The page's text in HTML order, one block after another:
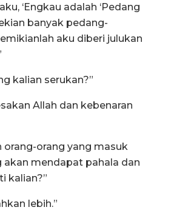
‘Engkau adalah ‘Pedang
banyak pedang-
aku diberi julukan
kalian serukan?”
Allah dan kebenaran
orang-orang yang masuk
akan mendapat pahala dan
kalian?”
lebih.”